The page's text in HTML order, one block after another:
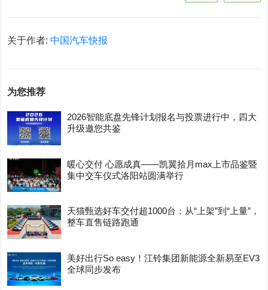
关于作者:中国汽车快报
为您推荐
2026智能底盘先锋计划报名与投票进行中，四大
升级邀您共鉴
暖心交付 心愿成真——凯翼拾月max上市品鉴暨
集中交车仪式洛阳站圆满举行
天猫甄选好车交付超1000台：从“上架”到“上量”，
整车直售链路跑通
美好出行So easy！江铃集团新能源全新易至EV3
全球同步发布